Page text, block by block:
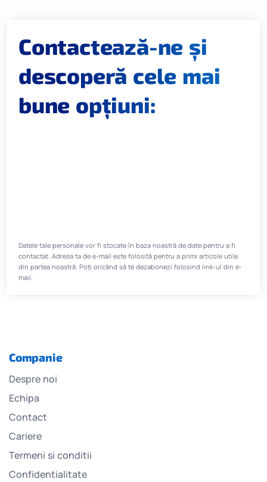
Contactează-ne și
descoperă cele mai
bune opțiuni:
Datele tale personale vor fi stocate în baza noastră de date pentru a fi
contactat. Adresa ta de e-mail este folosită pentru a primi articole utile
din partea noastră. Poți oricând să te dezabonezi folosind link-ul din e-
mail.
Companie
Despre noi
Echipa
Contact
Cariere
Termeni si conditii
Confidentialitate